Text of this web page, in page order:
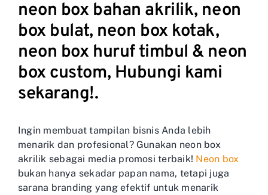
neon box bahan akrilik, neon
box bulat, neon box kotak,
neon box huruf timbul & neon
box custom, Hubungi kami
sekarang!.
Ingin membuat tampilan bisnis Anda lebih
menarik dan profesional? Gunakan neon box
akrilik sebagai media promosi terbaik! Neon box
bukan hanya sekadar papan nama, tetapi juga
sarana branding yang efektif untuk menarik